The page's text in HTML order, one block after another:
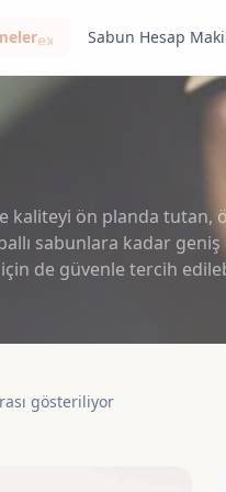
expand_moreSabun Hesap
kaliteyi ön planda
sabunlara kadar
de güvenle tercih
gösteriliyor